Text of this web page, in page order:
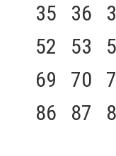
35
36
52
53
69
70
86
87